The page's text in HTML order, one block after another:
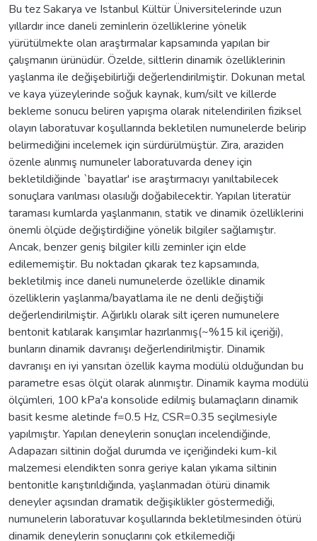
Bu tez Sakarya ve Istanbul Kültür Üniversitelerinde uzun
yıllardır ince daneli zeminlerin özelliklerine yönelik
yürütülmekte olan araştırmalar kapsamında yapılan bir
çalışmanın ürünüdür. Özelde, siltlerin dinamik özelliklerinin
yaşlanma ile değişebilirliği değerlendirilmiştir. Dokunan metal
ve kaya yüzeylerinde soğuk kaynak, kum/silt ve killerde
bekleme sonucu beliren yapışma olarak nitelendirilen fiziksel
olayın laboratuvar koşullarında bekletilen numunelerde belirip
belirmediğini incelemek için sürdürülmüştür. Zira, araziden
özenle alınmış numuneler laboratuvarda deney için
bekletildiğinde `bayatlar' ise araştırmacıyı yanıltabilecek
sonuçlara varılması olasılığı doğabilecektir. Yapılan literatür
taraması kumlarda yaşlanmanın, statik ve dinamik özelliklerini
önemli ölçüde değiştirdiğine yönelik bilgiler sağlamıştır.
Ancak, benzer geniş bilgiler killi zeminler için elde
edilememiştir. Bu noktadan çıkarak tez kapsamında,
bekletilmiş ince daneli numunelerde özellikle dinamik
özelliklerin yaşlanma/bayatlama ile ne denli değiştiği
değerlendirilmiştir. Ağırlıklı olarak silt içeren numunelere
bentonit katılarak karışımlar hazırlanmış(~%15 kil içeriği),
bunların dinamik davranışı değerlendirilmiştir. Dinamik
davranışı en iyi yansıtan özellik kayma modülü olduğundan bu
parametre esas ölçüt olarak alınmıştır. Dinamik kayma modülü
ölçümleri, 100 kPa'a konsolide edilmiş bulamaçların dinamik
basit kesme aletinde f=0.5 Hz, CSR=0.35 seçilmesiyle
yapılmıştır. Yapılan deneylerin sonuçları incelendiğinde,
Adapazarı siltinin doğal durumda ve içeriğindeki kum-kil
malzemesi elendikten sonra geriye kalan yıkama siltinin
bentonitle karıştırıldığında, yaşlanmadan ötürü dinamik
deneyler açısından dramatik değişiklikler göstermediği,
numunelerin laboratuvar koşullarında bekletilmesinden ötürü
dinamik deneylerin sonuçlarını çok etkilemediği